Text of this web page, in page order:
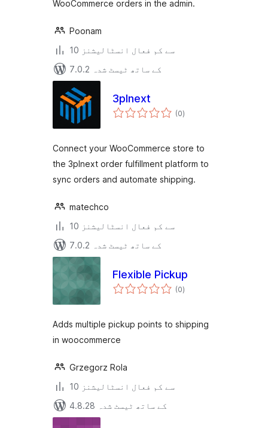
WooCommerce orders in the admin.
Poonam
10 سے کم فعال انسٹالیشنز
7.0.2 کے ساتھ ٹیسٹ شدہ
3plnext
(0مجموعی
درجہ
)
Connect your WooCommerce store to
the 3plnext order fulfillment platform to
sync orders and automate shipping.
matechco
10 سے کم فعال انسٹالیشنز
7.0.2 کے ساتھ ٹیسٹ شدہ
Flexible Pickup
(0مجموعی
درجہ
)
Adds multiple pickup points to shipping
in woocommerce
Grzegorz Rola
10 سے کم فعال انسٹالیشنز
4.8.28 کے ساتھ ٹیسٹ شدہ